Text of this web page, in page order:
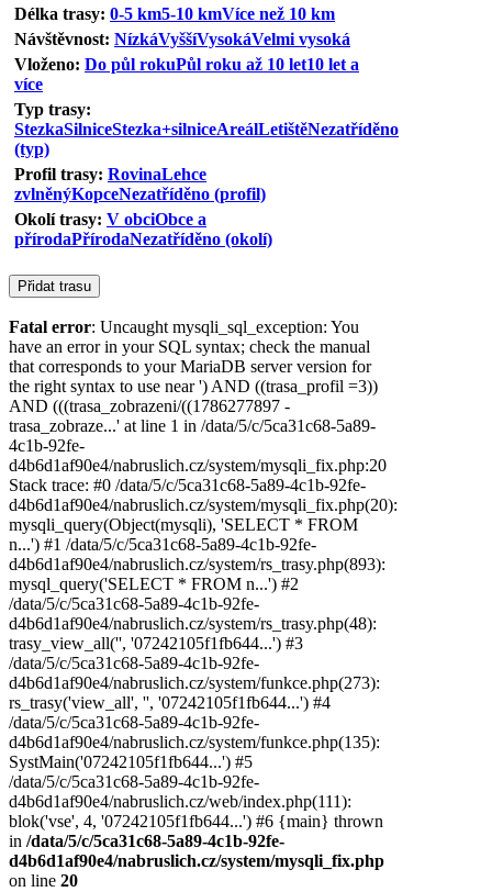
Délka trasy: 0-5 km5-10 kmVíce než 10 km
Návštěvnost: NízkáVyššíVysokáVelmi vysoká
Vloženo: Do půl rokuPůl roku až 10 let10 let a
více
Typ trasy:
StezkaSilniceStezka+silniceAreálLetištěNezatříděno
(typ)
Profil trasy: RovinaLehce
zvlněnýKopceNezatříděno (profil)
Okolí trasy: V obciObce a
přírodaPřírodaNezatříděno (okolí)
Fatal error: Uncaught mysqli_sql_exception: You
have an error in your SQL syntax; check the manual
that corresponds to your MariaDB server version for
the right syntax to use near ') AND ((trasa_profil =3))
AND (((trasa_zobrazeni/((1786277897 -
trasa_zobraze...' at line 1 in /data/5/c/5ca31c68-5a89-
4c1b-92fe-
d4b6d1af90e4/nabruslich.cz/system/mysqli_fix.php:20
Stack trace: #0 /data/5/c/5ca31c68-5a89-4c1b-92fe-
d4b6d1af90e4/nabruslich.cz/system/mysqli_fix.php(20):
mysqli_query(Object(mysqli), 'SELECT * FROM
n...') #1 /data/5/c/5ca31c68-5a89-4c1b-92fe-
d4b6d1af90e4/nabruslich.cz/system/rs_trasy.php(893):
mysql_query('SELECT * FROM n...') #2
/data/5/c/5ca31c68-5a89-4c1b-92fe-
d4b6d1af90e4/nabruslich.cz/system/rs_trasy.php(48):
trasy_view_all('', '07242105f1fb644...') #3
/data/5/c/5ca31c68-5a89-4c1b-92fe-
d4b6d1af90e4/nabruslich.cz/system/funkce.php(273):
rs_trasy('view_all', '', '07242105f1fb644...') #4
/data/5/c/5ca31c68-5a89-4c1b-92fe-
d4b6d1af90e4/nabruslich.cz/system/funkce.php(135):
SystMain('07242105f1fb644...') #5
/data/5/c/5ca31c68-5a89-4c1b-92fe-
d4b6d1af90e4/nabruslich.cz/web/index.php(111):
blok('vse', 4, '07242105f1fb644...') #6 {main} thrown
in /data/5/c/5ca31c68-5a89-4c1b-92fe-
d4b6d1af90e4/nabruslich.cz/system/mysqli_fix.php
on line 20